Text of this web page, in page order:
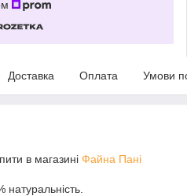
Доставка Оплата Умови
в магазині Файна Пані